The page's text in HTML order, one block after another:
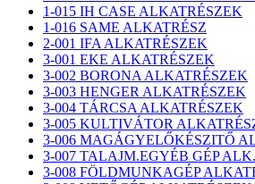
1-015 IH CASE ALKATRÉSZEK
1-016 SAME ALKATRÉSZ
2-001 IFA ALKATRÉSZEK
3-001 EKE ALKATRÉSZEK
3-002 BORONA ALKATRÉSZEK
3-003 HENGER ALKATRÉSZEK
3-004 TÁRCSA ALKATRÉSZEK
3-005 KULTIVÁTOR
3-006 MAGÁGYELŐKÉSZITŐ
3-007 TALAJM.EGYÉB GÉP ALK.
3-008 FÖLDMUNKAGÉP